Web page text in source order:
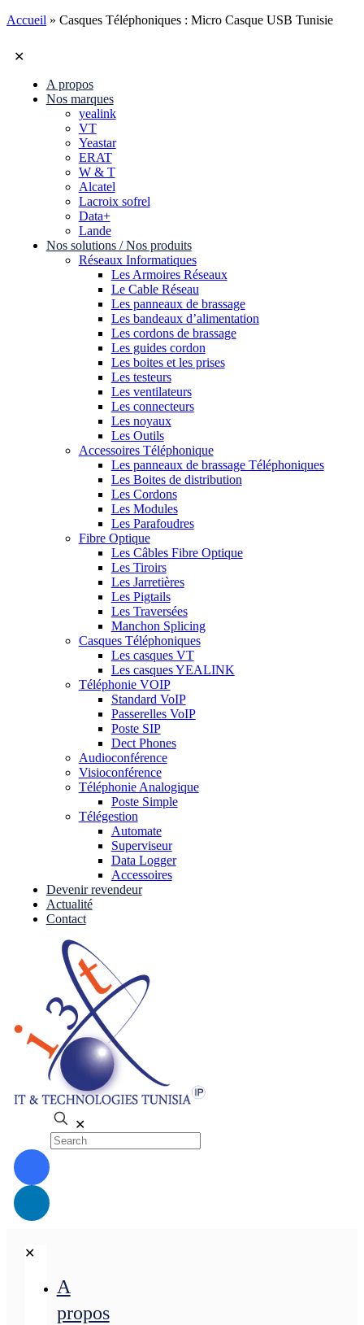
Accueil » Casques Téléphoniques : Micro Casque USB Tunisie
✕
A propos
Nos marques
yealink
VT
Yeastar
ERAT
W & T
Alcatel
Lacroix sofrel
Data+
Lande
Nos solutions / Nos produits
Réseaux Informatiques
Les Armoires Réseaux
Le Cable Réseau
Les panneaux de brassage
Les bandeaux d’alimentation
Les cordons de brassage
Les guides cordon
Les boites et les prises
Les testeurs
Les ventilateurs
Les connecteurs
Les noyaux
Les Outils
Accessoires Téléphonique
Les panneaux de brassage Téléphoniques
Les Boites de distribution
Les Cordons
Les Modules
Les Parafoudres
Fibre Optique
Les Câbles Fibre Optique
Les Tiroirs
Les Jarretières
Les Pigtails
Les Traversées
Manchon Splicing
Casques Téléphoniques
Les casques VT
Les casques YEALINK
Téléphonie VOIP
Standard VoIP
Passerelles VoIP
Poste SIP
Dect Phones
Audioconférence
Visioconférence
Téléphonie Analogique
Poste Simple
Télégestion
Automate
Superviseur
Data Logger
Accessoires
Devenir revendeur
Actualité
Contact
✕
✕
A
propos